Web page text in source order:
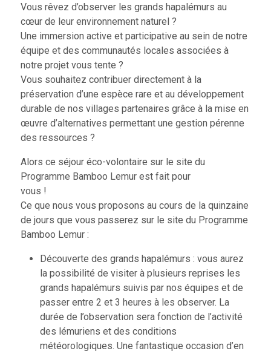
Vous rêvez d’observer les grands hapalémurs au
cœur de leur environnement naturel ?
Une immersion active et participative au sein de notre
équipe et des communautés locales associées à
notre projet vous tente ?
Vous souhaitez contribuer directement à la
préservation d’une espèce rare et au développement
durable de nos villages partenaires grâce à la mise en
œuvre d’alternatives permettant une gestion pérenne
des ressources ?
Alors ce séjour éco-volontaire sur le site du
Programme Bamboo Lemur est fait pour
vous !
Ce que nous vous proposons au cours de la quinzaine
de jours que vous passerez sur le site du Programme
Bamboo Lemur :
Découverte des grands hapalémurs : vous aurez
la possibilité de visiter à plusieurs reprises les
grands hapalémurs suivis par nos équipes et de
passer entre 2 et 3 heures à les observer. La
durée de l’observation sera fonction de l’activité
des lémuriens et des conditions
météorologiques. Une fantastique occasion d’en